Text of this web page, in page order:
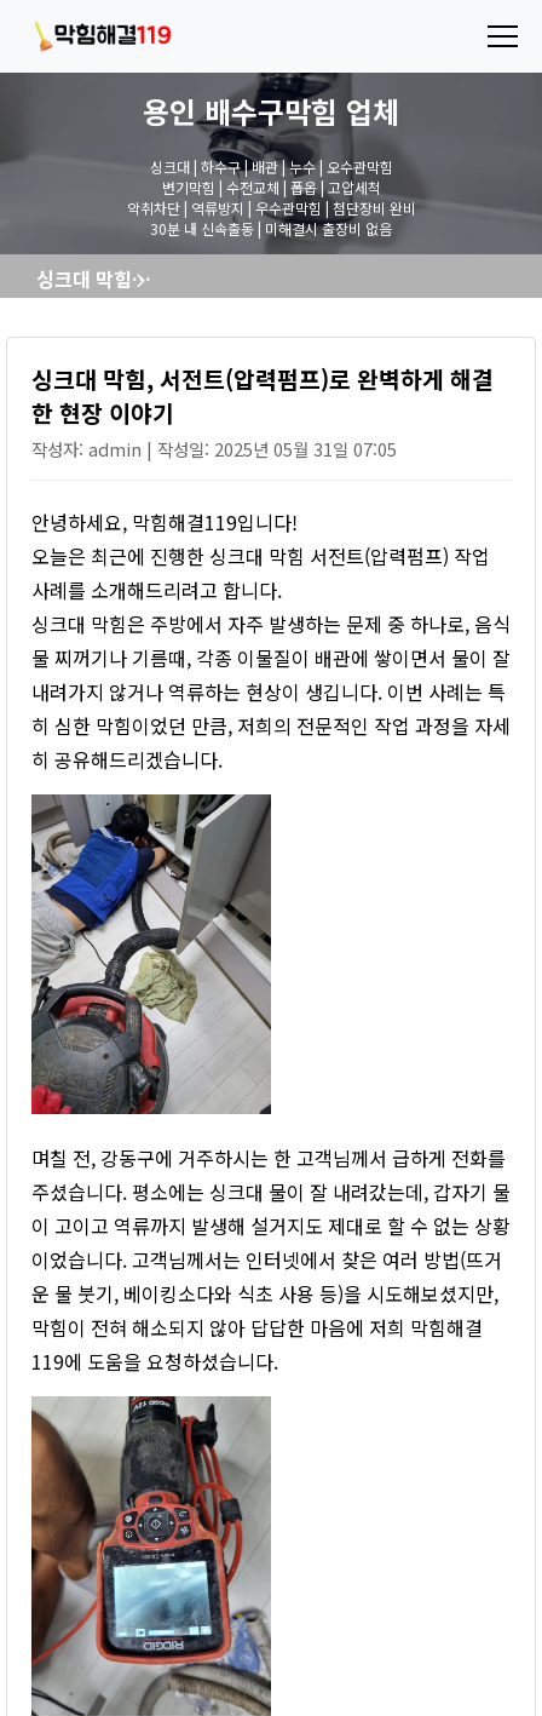
용인 배수구막힘 업체
싱크대 | 하수구 | 배관 | 누수 | 오수관막힘
변기막힘 | 수전교체 | 폽옵 | 고압세척
악취차단 | 역류방지 | 우수관막힘 | 첨단장비 완비
30분 내 신속출동 | 미해결시 출장비 없음
싱크대 막힘, 서전트(압력펌프)로 완벽하게 해결한 현장 이야기
싱크대 막힘, 서전트(압력펌프)로 완벽하게 해결
한 현장 이야기
작성자: admin | 작성일: 2025년 05월 31일 07:05
안녕하세요, 막힘해결119입니다!
오늘은 최근에 진행한 싱크대 막힘 서전트(압력펌프) 작업
사례를 소개해드리려고 합니다.
싱크대 막힘은 주방에서 자주 발생하는 문제 중 하나로, 음식
물 찌꺼기나 기름때, 각종 이물질이 배관에 쌓이면서 물이 잘
내려가지 않거나 역류하는 현상이 생깁니다. 이번 사례는 특
히 심한 막힘이었던 만큼, 저희의 전문적인 작업 과정을 자세
히 공유해드리겠습니다.
며칠 전, 강동구에 거주하시는 한 고객님께서 급하게 전화를
주셨습니다. 평소에는 싱크대 물이 잘 내려갔는데, 갑자기 물
이 고이고 역류까지 발생해 설거지도 제대로 할 수 없는 상황
이었습니다. 고객님께서는 인터넷에서 찾은 여러 방법(뜨거
운 물 붓기, 베이킹소다와 식초 사용 등)을 시도해보셨지만,
막힘이 전혀 해소되지 않아 답답한 마음에 저희 막힘해결
119에 도움을 요청하셨습니다.